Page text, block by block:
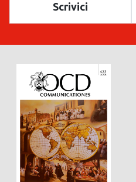
Scrivici